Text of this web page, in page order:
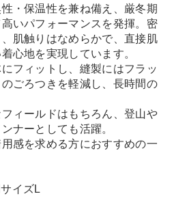
・保温性を兼ね備え、厳冬期
いパフォーマンスを発揮。密
肌触りはなめらかで、直接肌
心地を実現しています。
フィットし、縫製にはフラッ
ごろつきを軽減し、長時間の
ィールドはもちろん、登山や
ナーとしても活躍。
感を求める方におすすめの一
イズL